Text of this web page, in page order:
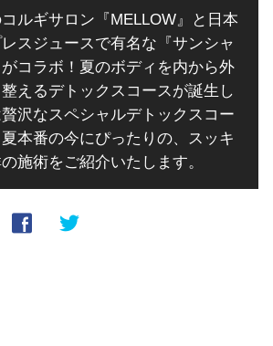
ルギサロン『MELLOW』と日本
スジュースで有名な『サンシャ
コラボ！夏のボディを内から外
えるデトックスコースが誕生し
沢なスペシャルデトックスコー
本番の今にぴったりの、スッキ
施術をご紹介いたします。